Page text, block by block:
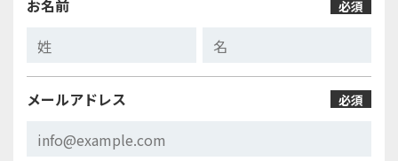
お名前 必須
メールアドレス 必須